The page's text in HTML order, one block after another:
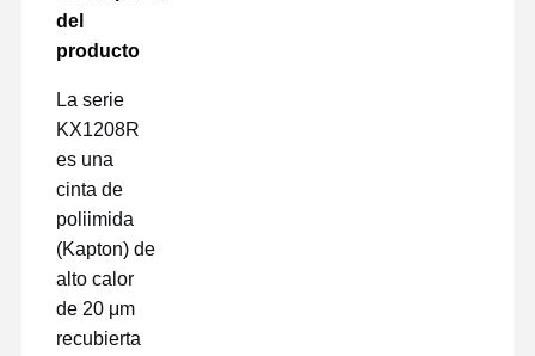
del
producto
La serie
KX1208R
es una
cinta de
poliimida
(Kapton) de
alto calor
de 20 μm
recubierta